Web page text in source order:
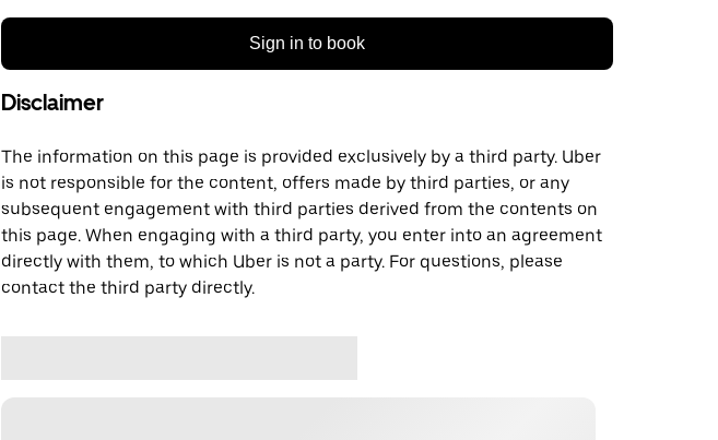
Sign in to book
Disclaimer
The information on this page is provided exclusively by a third party. Uber
is not responsible for the content, offers made by third parties, or any
subsequent engagement with third parties derived from the contents on
this page. When engaging with a third party, you enter into an agreement
directly with them, to which Uber is not a party. For questions, please
contact the third party directly.